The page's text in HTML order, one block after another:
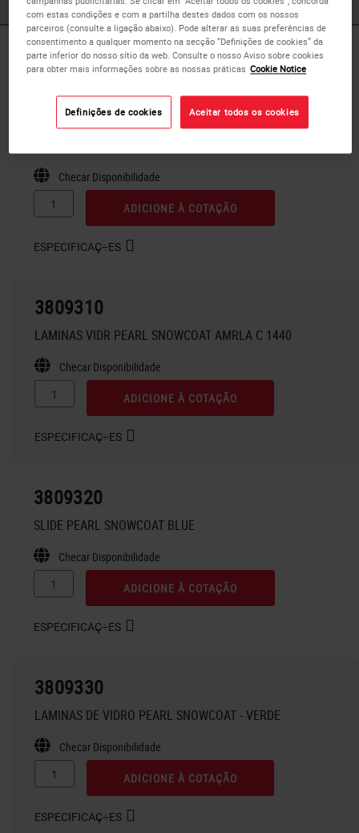
Produtos
3809299
Checar Disponibilidade
ADICIONE À COTAÇÃO
ESPECIFICAÇ÷ES
3809310
LAMINAS VIDR PEARL SNOWCOAT AMRLA C 1440
Checar Disponibilidade
ADICIONE À COTAÇÃO
ESPECIFICAÇ÷ES
3809320
SLIDE PEARL SNOWCOAT BLUE
Checar Disponibilidade
ADICIONE À COTAÇÃO
ESPECIFICAÇ÷ES
3809330
LAMINAS DE VIDRO PEARL SNOWCOAT - VERDE
Checar Disponibilidade
ADICIONE À COTAÇÃO
ESPECIFICAÇ÷ES
com estas condições e com a partilha destes dados com os nossos
parceiros (consulte a ligação abaixo). Pode alterar as suas preferências de
consentimento a qualquer momento na secção “Definições de cookies” da
parte inferior do nosso sítio da web. Consulte o nosso Aviso sobre cookies
para obter mais informações sobre as nossas práticas Cookie Notice
Definições de cookies Aceitar todos os cookies